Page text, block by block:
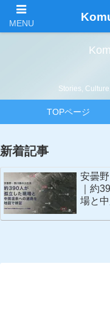
Stories,
TOPページ
新着記事
安曇
｜約
場と